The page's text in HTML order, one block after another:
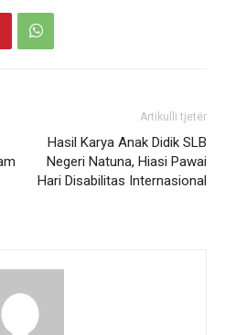
Artikulli tjetër
Hasil Karya Anak Didik SLB
Negeri Natuna, Hiasi Pawai
Hari Disabilitas Internasional